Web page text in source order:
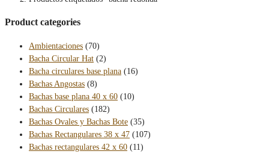
Product categories
Ambientaciones (70)
Bacha Circular Hat (2)
Bacha circulares base plana (16)
Bachas Angostas (8)
Bachas base plana 40 x 60 (10)
Bachas Circulares (182)
Bachas Ovales y Bachas Bote (35)
Bachas Rectangulares 38 x 47 (107)
Bachas rectangulares 42 x 60 (11)